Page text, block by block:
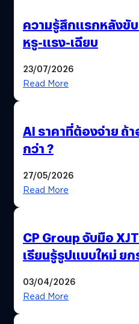
ความรู้สึกแรกหลังขับ
หรู-แรง-เฉียบ
23/07/2026
Read More
AI ราคาที่ต้องจ่าย ถ้า
กว่า ?
27/05/2026
Read More
CP Group จับมือ
เรียนรู้รูปแบบใหม่ ย
03/04/2026
Read More